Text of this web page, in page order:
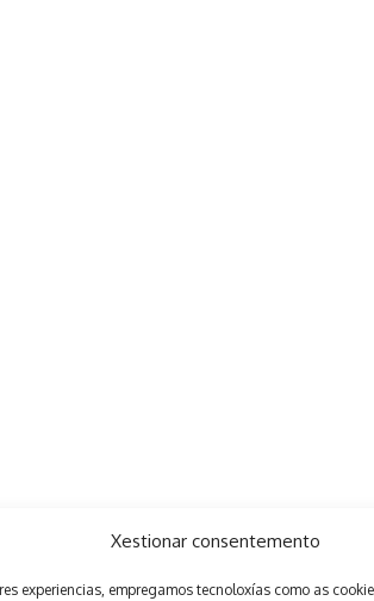
Xestionar consentemento
experiencias, empregamos tecnoloxías como as